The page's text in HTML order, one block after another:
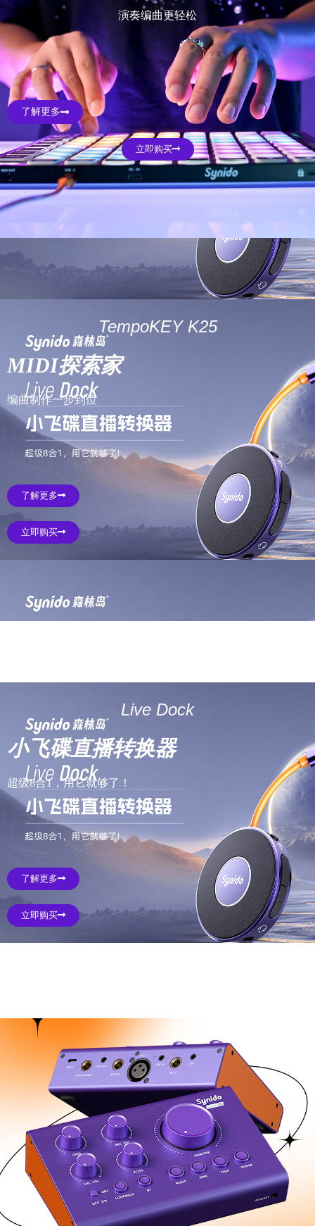
演奏编曲更轻松
了解更多
立即购买
TempoKEY K25
MIDI探索家
编曲制作一步到位
了解更多
立即购买
Live Dock
小飞碟直播转换器
超级8合1，用它就够了！
了解更多
立即购买